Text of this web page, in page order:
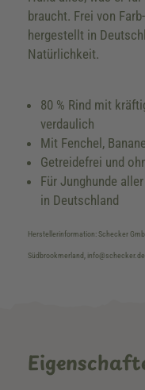
braucht. Frei von
hergestellt in
Natürlichkeit.
80 % Rind mit
verdaulich
Mit Fenchel,
Getreidefrei und
Für Junghunde
in Deutschland
Herstellerinformation: Schecker
Südbrookmerland, info@schecker.de